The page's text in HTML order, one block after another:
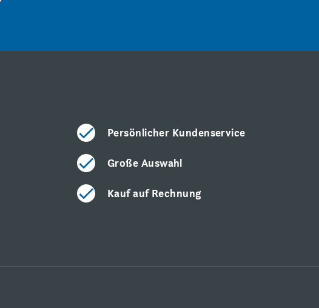
Persönlicher Kundenservice
Große Auswahl
Kauf auf Rechnung